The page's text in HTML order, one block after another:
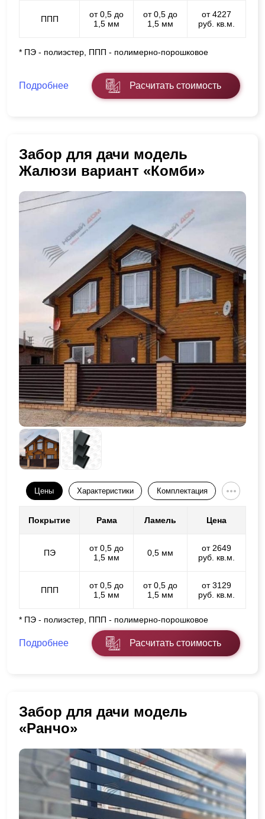
ППП
от 0,5 до
1,5 мм
от 0,5 до
1,5 мм
от 4227
руб. кв.м.
* ПЭ - полиэстер, ППП - полимерно-порошковое
Подробнее Расчитать стоимость
Забор для дачи модель
Жалюзи вариант «Комби»
Цены Характеристики Комплектация
Покрытие Рама Ламель Цена
ПЭ
от 0,5 до
1,5 мм
0,5 мм
от 2649
руб. кв.м.
ППП
от 0,5 до
1,5 мм
от 0,5 до
1,5 мм
от 3129
руб. кв.м.
* ПЭ - полиэстер, ППП - полимерно-порошковое
Подробнее Расчитать стоимость
Забор для дачи модель
«Ранчо»